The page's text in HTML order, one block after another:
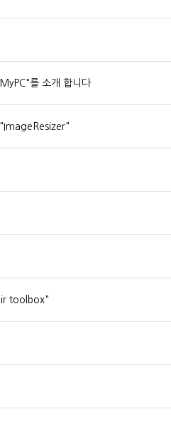
를 소개 합니다
"ImageResizer"
toolbox"